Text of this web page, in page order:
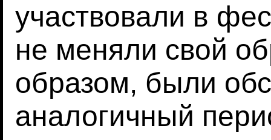
участвовали в
не меняли свой
образом, были
аналогичный